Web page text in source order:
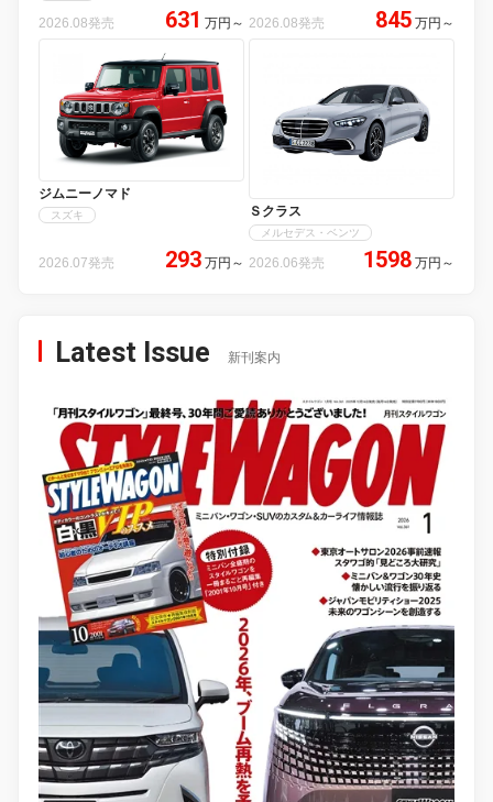
2026.08発売 631 万円 ～ 2026.08発売 845 万円 ～
ジムニーノマド
スズキ
2026.07発売 293 万円 ～
Ｓクラス
メルセデス・ベンツ
2026.06発売 1598 万円 ～
Latest Issue 新刊案内